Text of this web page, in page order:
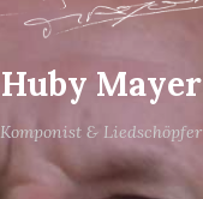
Huby Mayer
Komponist & Liedschöpfer